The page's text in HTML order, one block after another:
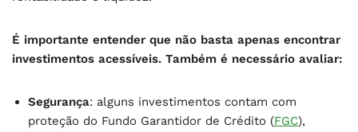
É importante entender que não basta apenas encontrar
investimentos acessíveis. Também é necessário avaliar:
Segurança: alguns investimentos contam com
proteção do Fundo Garantidor de Crédito (FGC),